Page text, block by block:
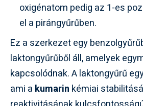
oxigénatom pedig az 1-es
el a pirángyűrűben.
Ez a szerkezet egy
laktongyűrűből áll, amelyek
kapcsolódnak. A laktongyűrű
ami a kumarin kémiai